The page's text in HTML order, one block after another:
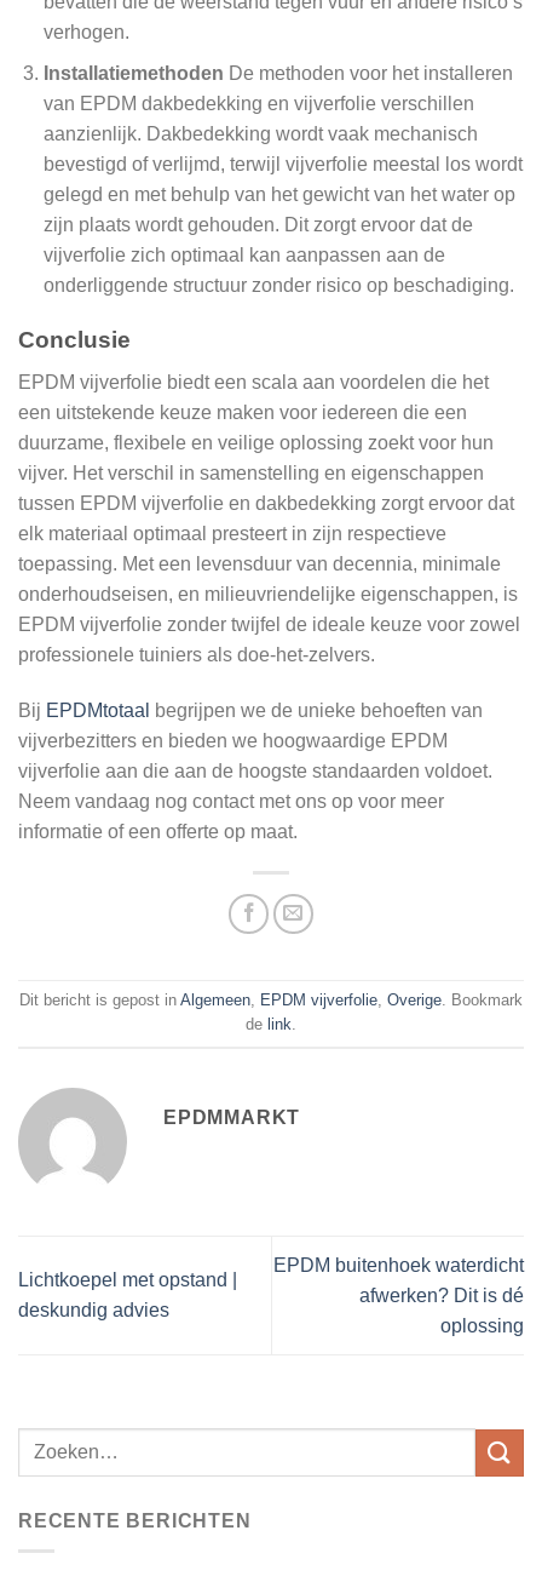
verhogen.
Installatiemethoden De methoden voor het installeren
van EPDM dakbedekking en vijverfolie verschillen
aanzienlijk. Dakbedekking wordt vaak mechanisch
bevestigd of verlijmd, terwijl vijverfolie meestal los wordt
gelegd en met behulp van het gewicht van het water op
zijn plaats wordt gehouden. Dit zorgt ervoor dat de
vijverfolie zich optimaal kan aanpassen aan de
onderliggende structuur zonder risico op beschadiging.
Conclusie
EPDM vijverfolie biedt een scala aan voordelen die het
een uitstekende keuze maken voor iedereen die een
duurzame, flexibele en veilige oplossing zoekt voor hun
vijver. Het verschil in samenstelling en eigenschappen
tussen EPDM vijverfolie en dakbedekking zorgt ervoor dat
elk materiaal optimaal presteert in zijn respectieve
toepassing. Met een levensduur van decennia, minimale
onderhoudseisen, en milieuvriendelijke eigenschappen, is
EPDM vijverfolie zonder twijfel de ideale keuze voor zowel
professionele tuiniers als doe-het-zelvers.
Bij EPDMtotaal
begrijpen we de unieke behoeften van
vijverbezitters en bieden we hoogwaardige EPDM
vijverfolie aan die aan de hoogste standaarden voldoet.
Neem vandaag nog contact met ons op voor meer
informatie of een offerte op maat.
Dit bericht is gepost in Algemeen EPDM vijverfolie Overige . Bookmark
de link
EPDMMARKT
Lichtkoepel met opstand |
deskundig advies
EPDM buitenhoek waterdicht
afwerken? Dit is dé
oplossing
RECENTE BERICHTEN